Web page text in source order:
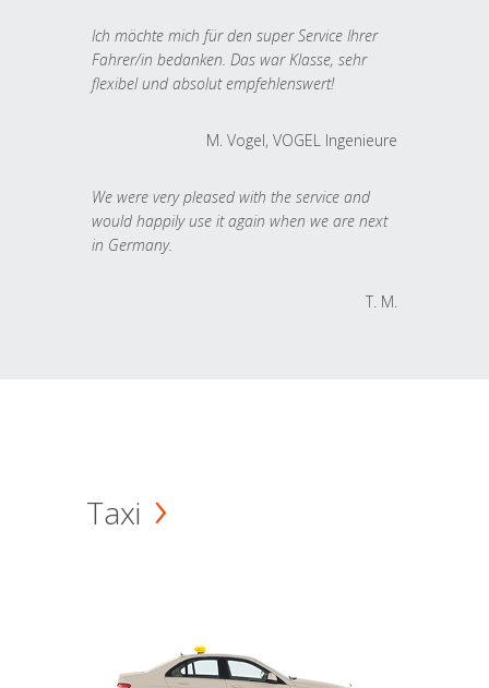
Ich möchte mich für den super Service Ihrer
Fahrer/in bedanken. Das war Klasse, sehr
flexibel und absolut empfehlenswert!
M. Vogel, VOGEL Ingenieure
We were very pleased with the service and
would happily use it again when we are next
in Germany.
T. M.
Taxi